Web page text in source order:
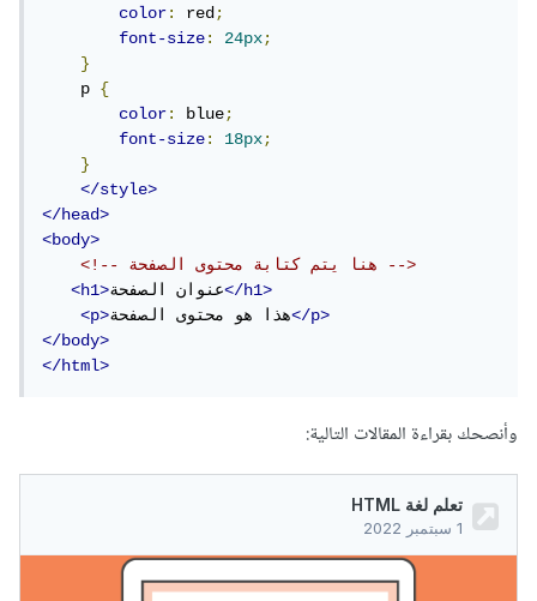
color: red;
font-size: 24px;
}
    p
{
color: blue;
font-size: 18px;
}
</style>
</head>
<body>
<!-- هنا يتم كتابة محتوى الصفحة -->
<h1>عنوان الصفحة</h1>
<p>هذا هو محتوى الصفحة</p>
</body>
</html>
وأنصحك بقراءة المقالات التالية: